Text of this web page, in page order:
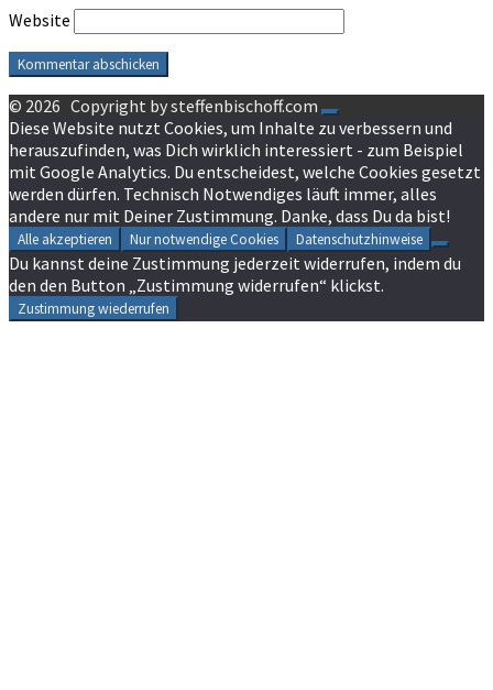
Website
© 2026 Copyright by steffenbischoff.com
Diese Website nutzt Cookies, um Inhalte zu verbessern und
herauszufinden, was Dich wirklich interessiert - zum Beispiel
mit Google Analytics. Du entscheidest, welche Cookies gesetzt
werden dürfen. Technisch Notwendiges läuft immer, alles
andere nur mit Deiner Zustimmung. Danke, dass Du da bist!
Alle akzeptieren Nur notwendige Cookies Datenschutzhinweise
Du kannst deine Zustimmung jederzeit widerrufen, indem du
den den Button „Zustimmung widerrufen“ klickst.
Zustimmung wiederrufen